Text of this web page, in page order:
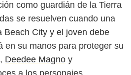
como guardián de la Tierra
se resuelven cuando una
Beach City y el joven debe
en su manos para proteger su
, Deedee Magno y
a los personajes.